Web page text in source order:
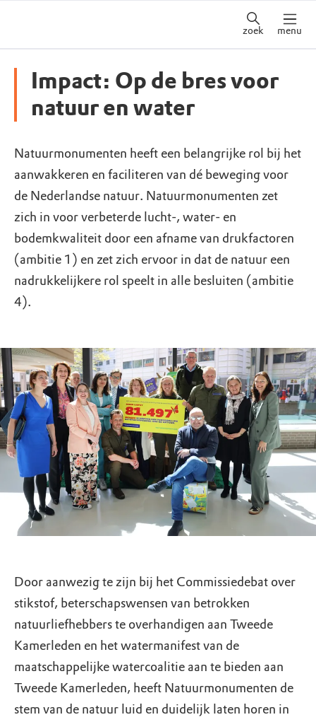
zoek menu
Impact: Op de bres voor
natuur en water
Natuurmonumenten heeft een belangrijke rol bij het
aanwakkeren en faciliteren van dé beweging voor
de Nederlandse natuur. Natuurmonumenten zet
zich in voor verbeterde lucht-, water- en
bodemkwaliteit door een afname van drukfactoren
(ambitie 1) en zet zich ervoor in dat de natuur een
nadrukkelijkere rol speelt in alle besluiten (ambitie
4).
Door aanwezig te zijn bij het Commissiedebat over
stikstof, beterschapswensen van betrokken
natuurliefhebbers te overhandigen aan Tweede
Kamerleden en het watermanifest van de
maatschappelijke watercoalitie aan te bieden aan
Tweede Kamerleden, heeft Natuurmonumenten de
stem van de natuur luid en duidelijk laten horen in